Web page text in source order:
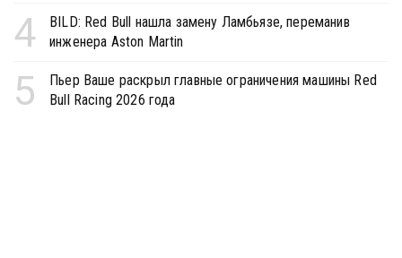
4
BILD: Red Bull нашла замену Ламбьязе, переманив
инженера Aston Martin
5
Пьер Ваше раскрыл главные ограничения машины Red
Bull Racing 2026 года